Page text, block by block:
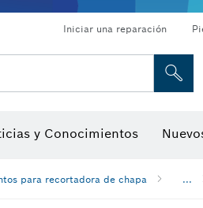
Iniciar una reparación
y Conocimientos
para recortadora de chapa ...